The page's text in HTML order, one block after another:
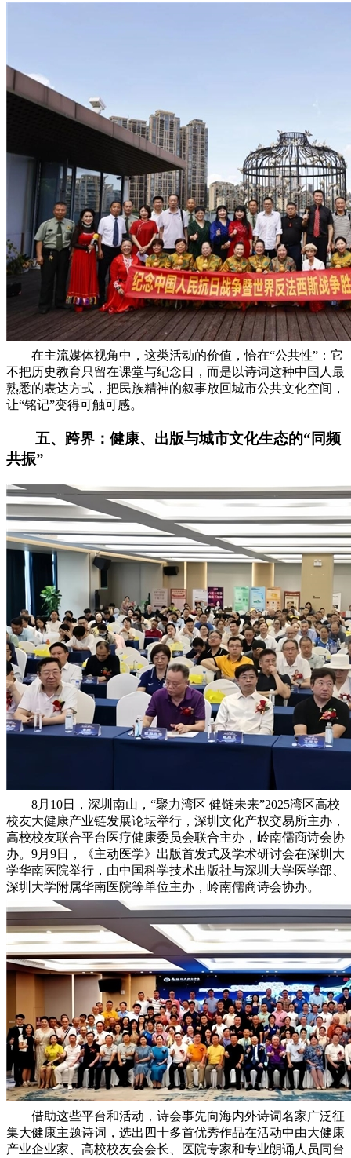
在主流媒体视角中，这类活动的价值，恰在“公共性”：它
不把历史教育只留在课堂与纪念日，而是以诗词这种中国人最
熟悉的表达方式，把民族精神的叙事放回城市公共文化空间，
让“铭记”变得可触可感。
五、跨界：健康、出版与城市文化生态的“同频
共振”
8月10日，深圳南山，“聚力湾区 健链未来”2025湾区高校
校友大健康产业链发展论坛举行，深圳文化产权交易所主办，
高校校友联合平台医疗健康委员会联合主办，岭南儒商诗会协
办。9月9日，《主动医学》出版首发式及学术研讨会在深圳大
学华南医院举行，由中国科学技术出版社与深圳大学医学部、
深圳大学附属华南医院等单位主办，岭南儒商诗会协办。
借助这些平台和活动，诗会事先向海内外诗词名家广泛征
集大健康主题诗词，选出四十多首优秀作品在活动中由大健康
产业企业家、高校校友会会长、医院专家和专业朗诵人员同台